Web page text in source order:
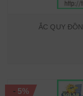
ẮC QUY
- 5%